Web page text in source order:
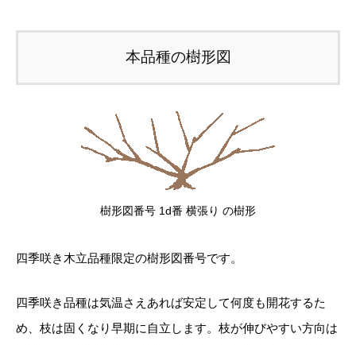
本品種の樹形図
樹形図番号 1d番 横張り の樹形
四季咲き木立品種限定の樹形図番号です。
四季咲き品種は気温さえあれば安定して何度も開花するた
め、枝は固くなり早期に自立します。枝が伸びやすい方向は